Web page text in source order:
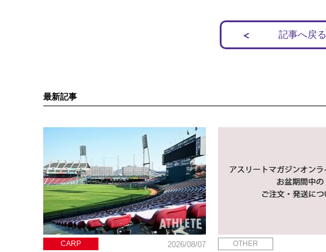
記事へ戻る
最新記事
CARP 2026/08/07 OTHER